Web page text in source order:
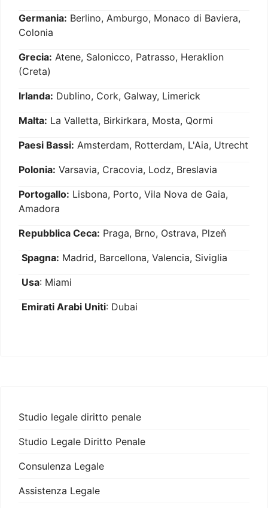
Germania: Berlino, Amburgo, Monaco di Baviera,
Colonia
Grecia: Atene, Salonicco, Patrasso, Heraklion
(Creta)
Irlanda: Dublino, Cork, Galway, Limerick
Malta: La Valletta, Birkirkara, Mosta, Qormi
Paesi Bassi: Amsterdam, Rotterdam, L'Aia, Utrecht
Polonia: Varsavia, Cracovia, Lodz, Breslavia
Portogallo: Lisbona, Porto, Vila Nova de Gaia,
Amadora
Repubblica Ceca: Praga, Brno, Ostrava, Plzeň
Spagna: Madrid, Barcellona, Valencia, Siviglia
Usa: Miami
Emirati Arabi Uniti: Dubai
Studio legale diritto penale
Studio Legale Diritto Penale
Consulenza Legale
Assistenza Legale